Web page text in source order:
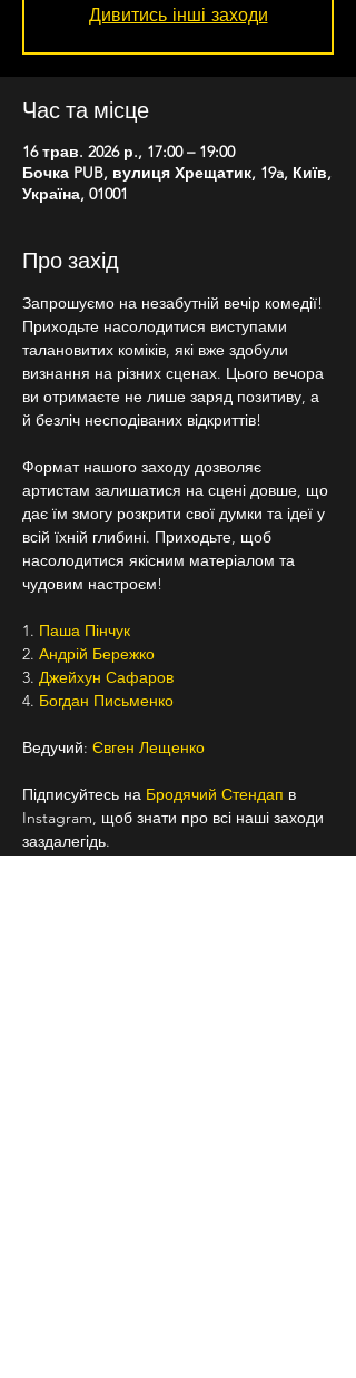
Дивитись інші заходи
Час та місце
16 трав. 2026 р., 17:00 – 19:00
Бочка PUB, вулиця Хрещатик, 19a, Київ,
Україна, 01001
Про захід
Запрошуємо на незабутній вечір комедії!
Приходьте насолодитися виступами
талановитих коміків, які вже здобули
визнання на різних сценах. Цього вечора
ви отримаєте не лише заряд позитиву, а
й безліч несподіваних відкриттів!
Формат нашого заходу дозволяє
артистам залишатися на сцені довше, що
дає їм змогу розкрити свої думки та ідеї у
всій їхній глибині. Приходьте, щоб
насолодитися якісним матеріалом та
чудовим настроєм!
1. Паша Пінчук
2. Андрій Бережко
3. Джейхун Сафаров
4. Богдан Письменко
Ведучий: Євген Лещенко
Підписуйтесь на Бродячий Стендап в
Instagram, щоб знати про всі наші заходи
заздалегідь.